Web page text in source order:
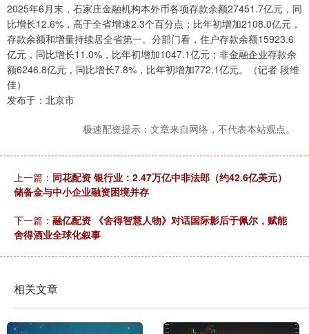
2025年6月末，石家庄金融机构本外币各项存款余额27451.7亿元，同
比增长12.6%，高于全省增速2.3个百分点；比年初增加2108.0亿元，
存款余额和增量持续居全省第一。分部门看，住户存款余额15923.6
亿元，同比增长11.0%，比年初增加1047.1亿元；非金融企业存款余
额6246.8亿元，同比增长7.8%，比年初增加772.1亿元。（记者 段维
佳）
发布于：北京市
极速配资提示：文章来自网络，不代表本站观点。
上一篇： 同花配资 银行业：2.47万亿中非法郎（约42.6亿美元）
储备金与中小企业融资困境并存
下一篇： 融亿配资 《舍得智慧人物》对话国际影后于佩尔，赋能
舍得酒业全球化叙事
相关文章